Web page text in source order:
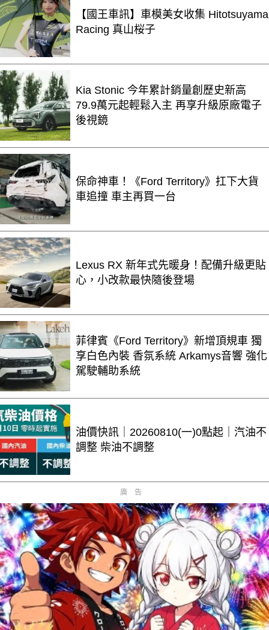
【國王車訊】車模美女收集 Hitotsuyama
Racing 真山桜子
Kia Stonic 今年累計銷量創歷史新高
79.9萬元起輕鬆入主 再享升級原廠電子
後視鏡
保命神車！《Ford Territory》扛下大貨
車追撞 車主再買一台
Lexus RX 新年式先暖身！配備升級更貼
心，小改款最快隨後登場
菲律賓《Ford Territory》新增頂規車 獨
享白色內裝 香氛系統 Arkamys音響 強化
駕駛輔助系統
油價快訊｜20260810(一)0點起｜汽油不
調整 柴油不調整
廣告